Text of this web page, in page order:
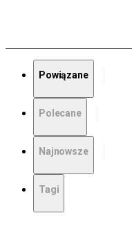
Powiązane
Polecane
Najnowsze
Tagi